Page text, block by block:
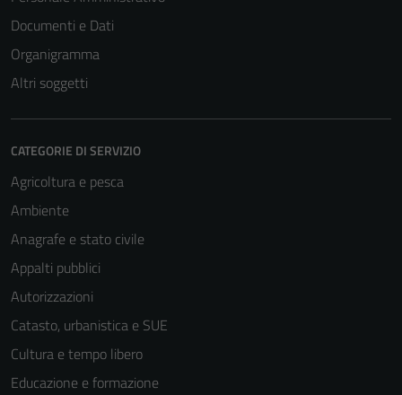
Documenti e Dati
Organigramma
Altri soggetti
CATEGORIE DI SERVIZIO
Agricoltura e pesca
Ambiente
Anagrafe e stato civile
Appalti pubblici
Autorizzazioni
Catasto, urbanistica e SUE
Cultura e tempo libero
Educazione e formazione